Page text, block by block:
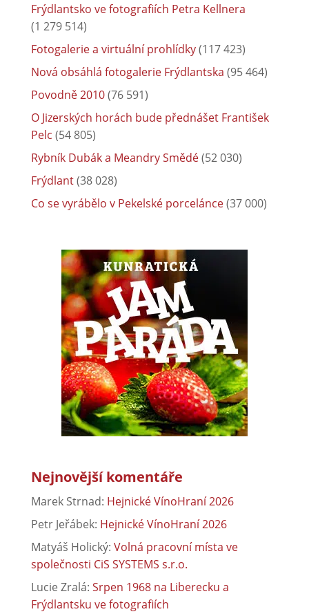
Frýdlantsko ve fotografiích Petra Kellnera
(1 279 514)
Fotogalerie a virtuální prohlídky(117 423)
Nová obsáhlá fotogalerie Frýdlantska (95 464)
Povodně 2010(76 591)
O Jizerských horách bude přednášet František
Pelc (54 805)
Rybník Dubák a Meandry Smědé(52 030)
Frýdlant(38 028)
Co se vyrábělo v Pekelské porcelánce(37 000)
Nejnovější komentáře
Marek Strnad: Hejnické VínoHraní 2026
Petr Jeřábek: Hejnické VínoHraní 2026
Matyáš Holický: Volná pracovní místa ve
společnosti CiS SYSTEMS s.r.o.
Lucie Zralá: Srpen 1968 na Liberecku a
Frýdlantsku ve fotografiích